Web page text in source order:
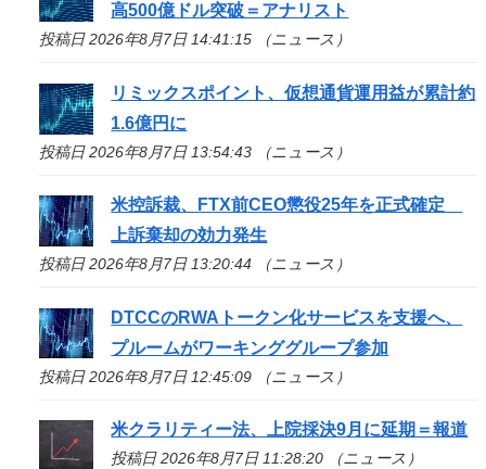
高500億ドル突破＝アナリスト
投稿日 2026年8月7日 14:41:15 （ニュース）
リミックスポイント、仮想通貨運用益が累計約
1.6億円に
投稿日 2026年8月7日 13:54:43 （ニュース）
米控訴裁、FTX前CEO懲役25年を正式確定
上訴棄却の効力発生
投稿日 2026年8月7日 13:20:44 （ニュース）
DTCCのRWAトークン化サービスを支援へ、
プルームがワーキンググループ参加
投稿日 2026年8月7日 12:45:09 （ニュース）
米クラリティー法、上院採決9月に延期＝報道
投稿日 2026年8月7日 11:28:20 （ニュース）